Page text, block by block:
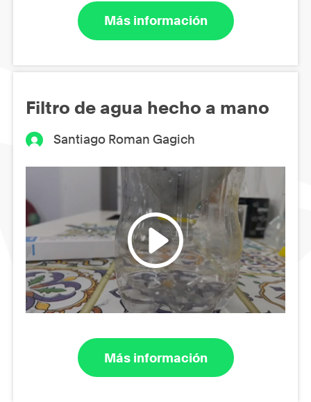
Más información
Filtro de agua hecho a mano
Santiago Roman Gagich
Más información